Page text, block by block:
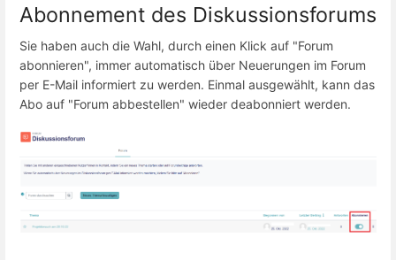
Abonnement des Diskussionsforums
Sie haben auch die Wahl, durch einen Klick auf "Forum
abonnieren", immer automatisch über Neuerungen im Forum
per E-Mail informiert zu werden. Einmal ausgewählt, kann das
Abo auf "Forum abbestellen" wieder deabonniert werden.